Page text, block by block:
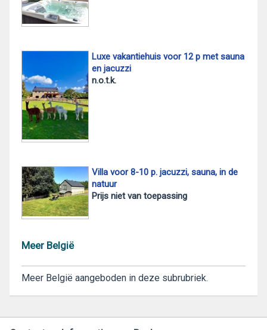
Luxe vakantiehuis voor 12 p met sauna
en jacuzzi
n.o.t.k.
Villa voor 8-10 p. jacuzzi, sauna, in de
natuur
Prijs niet van toepassing
Meer België
Meer België aangeboden in deze subrubriek.